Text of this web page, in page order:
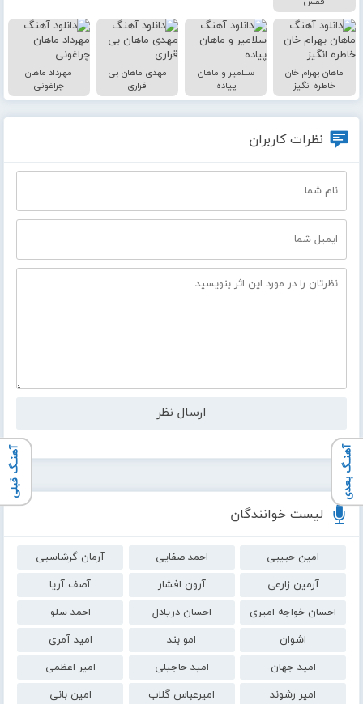
لیست خوانندگان
امین حبیبی احمد صفایی
آرمان گرشاسبی
آرمین زارعی
آرون افشار
آصف آریا
احسان خواجه امیری
احسان دریادل
احمد سلو
اشوان
امو بند
امید آمری
امید جهان
امید حاجیلی
امیر اعظمی
امیر رشوند
امیرعباس گلاب
امین بانی
آهنـگ بعدی آهنـگ قبلی
ماهان بهرام خان
خاطره انگیز
سلامیر و ماهان
پیاده
مهدی ماهان بی
قراری
مهرداد ماهان
چراغونی
نظرات کاربران